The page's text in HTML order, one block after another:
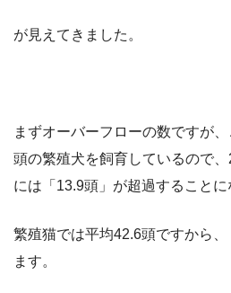
が見えてきました。
まずオーバーフローの数ですが
頭の繁殖犬を飼育しているので
には「13.9頭」が超過することに
繁殖猫では平均42.6頭ですから
ます。